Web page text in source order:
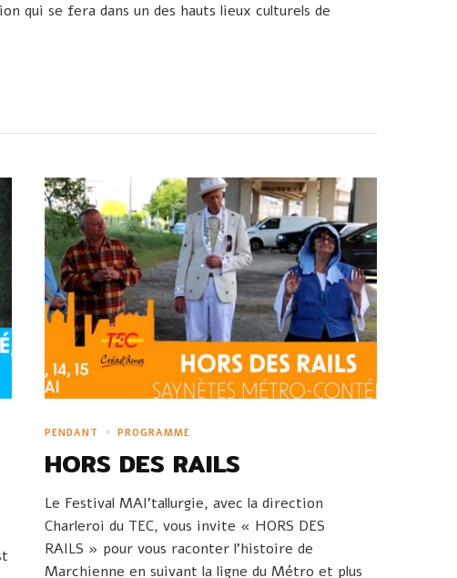
qui se fera dans un des hauts lieux culturels de
PENDANT PROGRAMME
HORS DES RAILS
Le Festival MAI’tallurgie, avec la direction
Charleroi du TEC, vous invite « HORS DES
RAILS » pour vous raconter l’histoire de
Marchienne en suivant la ligne du Métro et plus